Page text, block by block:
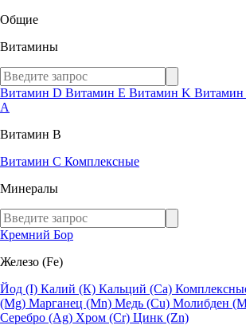
Общие
Витамины
Витамин D Витамин E Витамин K Витамин
А
Витамин В
Витамин C Комплексные
Минералы
Кремний Бор
Железо (Fe)
Йод (I) Калий (К) Кальций (Са)
(Mg) Марганец (Mn) Медь (Сu) Молибден
Серебро (Ag) Хром (Cr) Цинк (Zn)